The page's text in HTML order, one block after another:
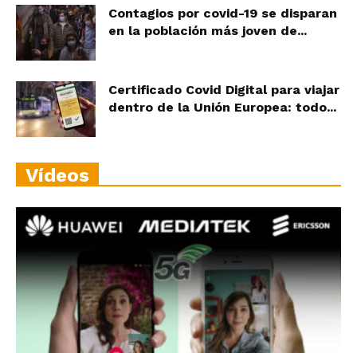
Contagios por covid-19 se disparan
en la población más joven de...
Certificado Covid Digital para viajar
dentro de la Unión Europea: todo...
Vídeos